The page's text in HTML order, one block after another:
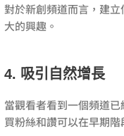
對於新創頻道而言，建
大的興趣。
4. 吸引自然增長
當觀看者看到一個頻道
買粉絲和讚可以在早期